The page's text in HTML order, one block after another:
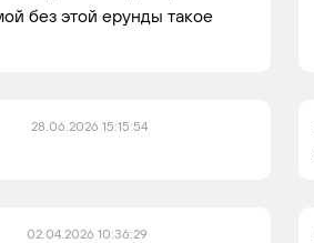
без этой ерунды такое
28.06.2026 15:15:54
02.04.2026 10:36:29